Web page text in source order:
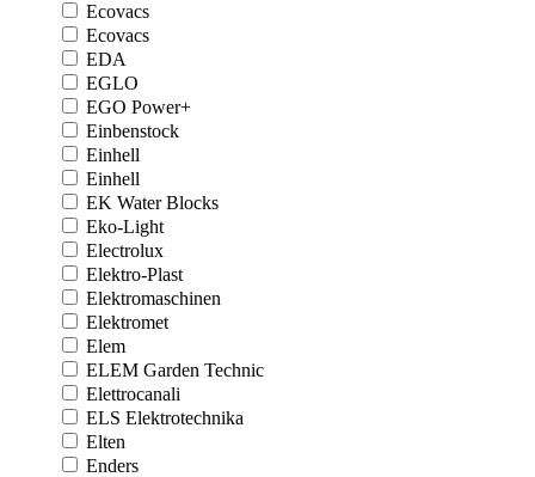
Ecovacs
Ecovacs
EDA
EGLO
EGO Power+
Einbenstock
Einhell
Einhell
EK Water Blocks
Eko-Light
Electrolux
Elektro-Plast
Elektromaschinen
Elektromet
Elem
ELEM Garden Technic
Elettrocanali
ELS Elektrotechnika
Elten
Enders